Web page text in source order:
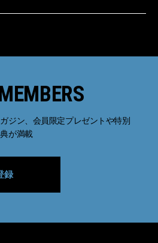
ジン、会員限定プレゼントや特別
が満載
録